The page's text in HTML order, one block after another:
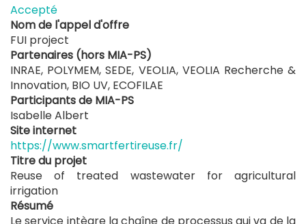
Accepté
Nom de l'appel d'offre
FUI project
Partenaires (hors MIA-PS)
INRAE, POLYMEM, SEDE, VEOLIA, VEOLIA Recherche &
Innovation, BIO UV, ECOFILAE
Participants de MIA-PS
Isabelle Albert
Site internet
https://www.smartfertireuse.fr/
Titre du projet
Reuse of treated wastewater for agricultural
irrigation
Résumé